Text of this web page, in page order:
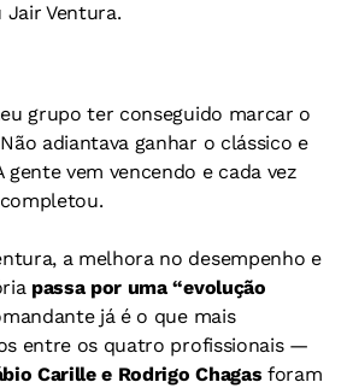
Jair Ventura.
grupo ter conseguido marcar o
adiantava ganhar o clássico e
gente vem vencendo e cada vez
a melhora no desempenho e
passa por uma “evolução
já é o que mais
entre os quatro profissionais —
Carille e Rodrigo Chagas foram